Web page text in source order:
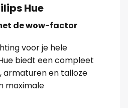
Hue
de wow-factor
voor je hele
biedt een compleet
armaturen en talloze
maximale